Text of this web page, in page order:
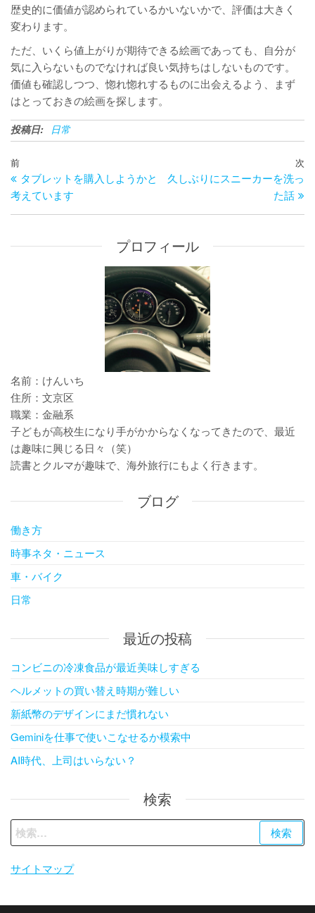
歴史的に価値が認められているかいないかで、評価は大きく
変わります。
ただ、いくら値上がりが期待できる絵画であっても、自分が
気に入らないものでなければ良い気持ちはしないものです。
価値も確認しつつ、惚れ惚れするものに出会えるよう、まず
はとっておきの絵画を探します。
投稿日: 日常
投
稿
ナ
ビ
ー
過
去
の
投
前
タブレットを購入しようかと
考えています
稿
次
久しぶりにスニーカーを洗っ
た話
プロフィール
名前：けんいち
住所：文京区
職業：金融系
子どもが高校生になり手がかからなくなってきたので、最近
は趣味に興じる日々（笑）
読書とクルマが趣味で、海外旅行にもよく行きます。
ブログ
働き方
時事ネタ・ニュース
車・バイク
日常
最近の投稿
コンビニの冷凍食品が最近美味しすぎる
ヘルメットの買い替え時期が難しい
新紙幣のデザインにまだ慣れない
Geminiを仕事で使いこなせるか模索中
AI時代、上司はいらない？
検索
検
索:
サイトマップ